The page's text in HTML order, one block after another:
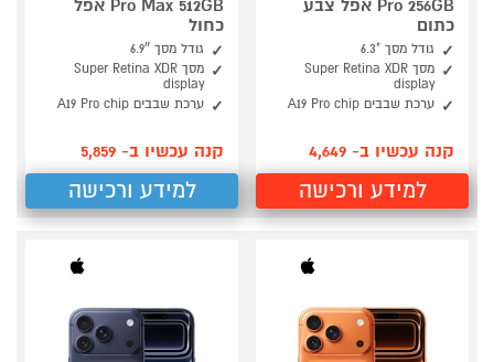
Pro 256GB אפל צבע
כתום
גודל מסך "6.3
מסך Super Retina XDR
display
ערכת שבבים A19 Pro chip
קנה עכשיו ב- 4,649
למידע ורכישה
Pro Max 512GB אפל
כחול
גודל מסך 6.9″
מסך Super Retina XDR
display
ערכת שבבים A19 Pro chip
קנה עכשיו ב- 5,859
למידע ורכישה